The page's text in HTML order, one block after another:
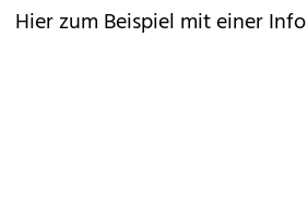
Hier zum Beispiel mit einer